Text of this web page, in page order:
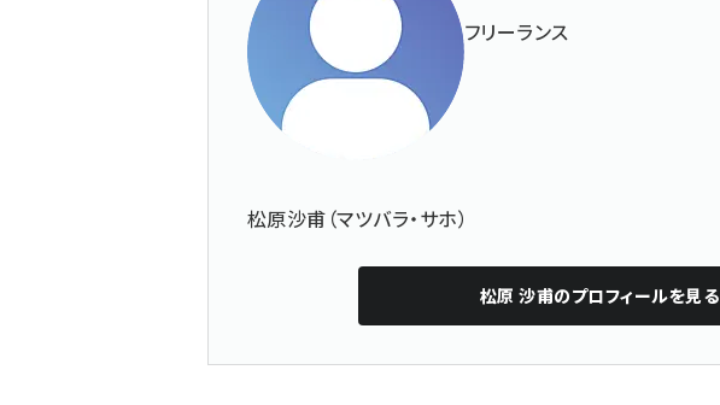
フリーランス
松原沙甫（マツバラ・サホ）
松原 沙甫のプロフィールを見る